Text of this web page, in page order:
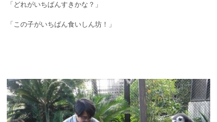
「どれがいちばんすきかな？」
「この子がいちばん食いしん坊！」